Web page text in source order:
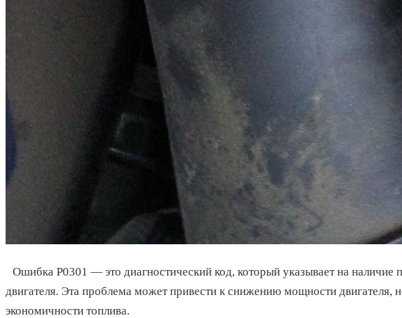
Ошибка P0301 — это диагностический код, который указывает на наличие
двигателя. Эта проблема может привести к снижению мощности двигателя,
экономичности топлива.